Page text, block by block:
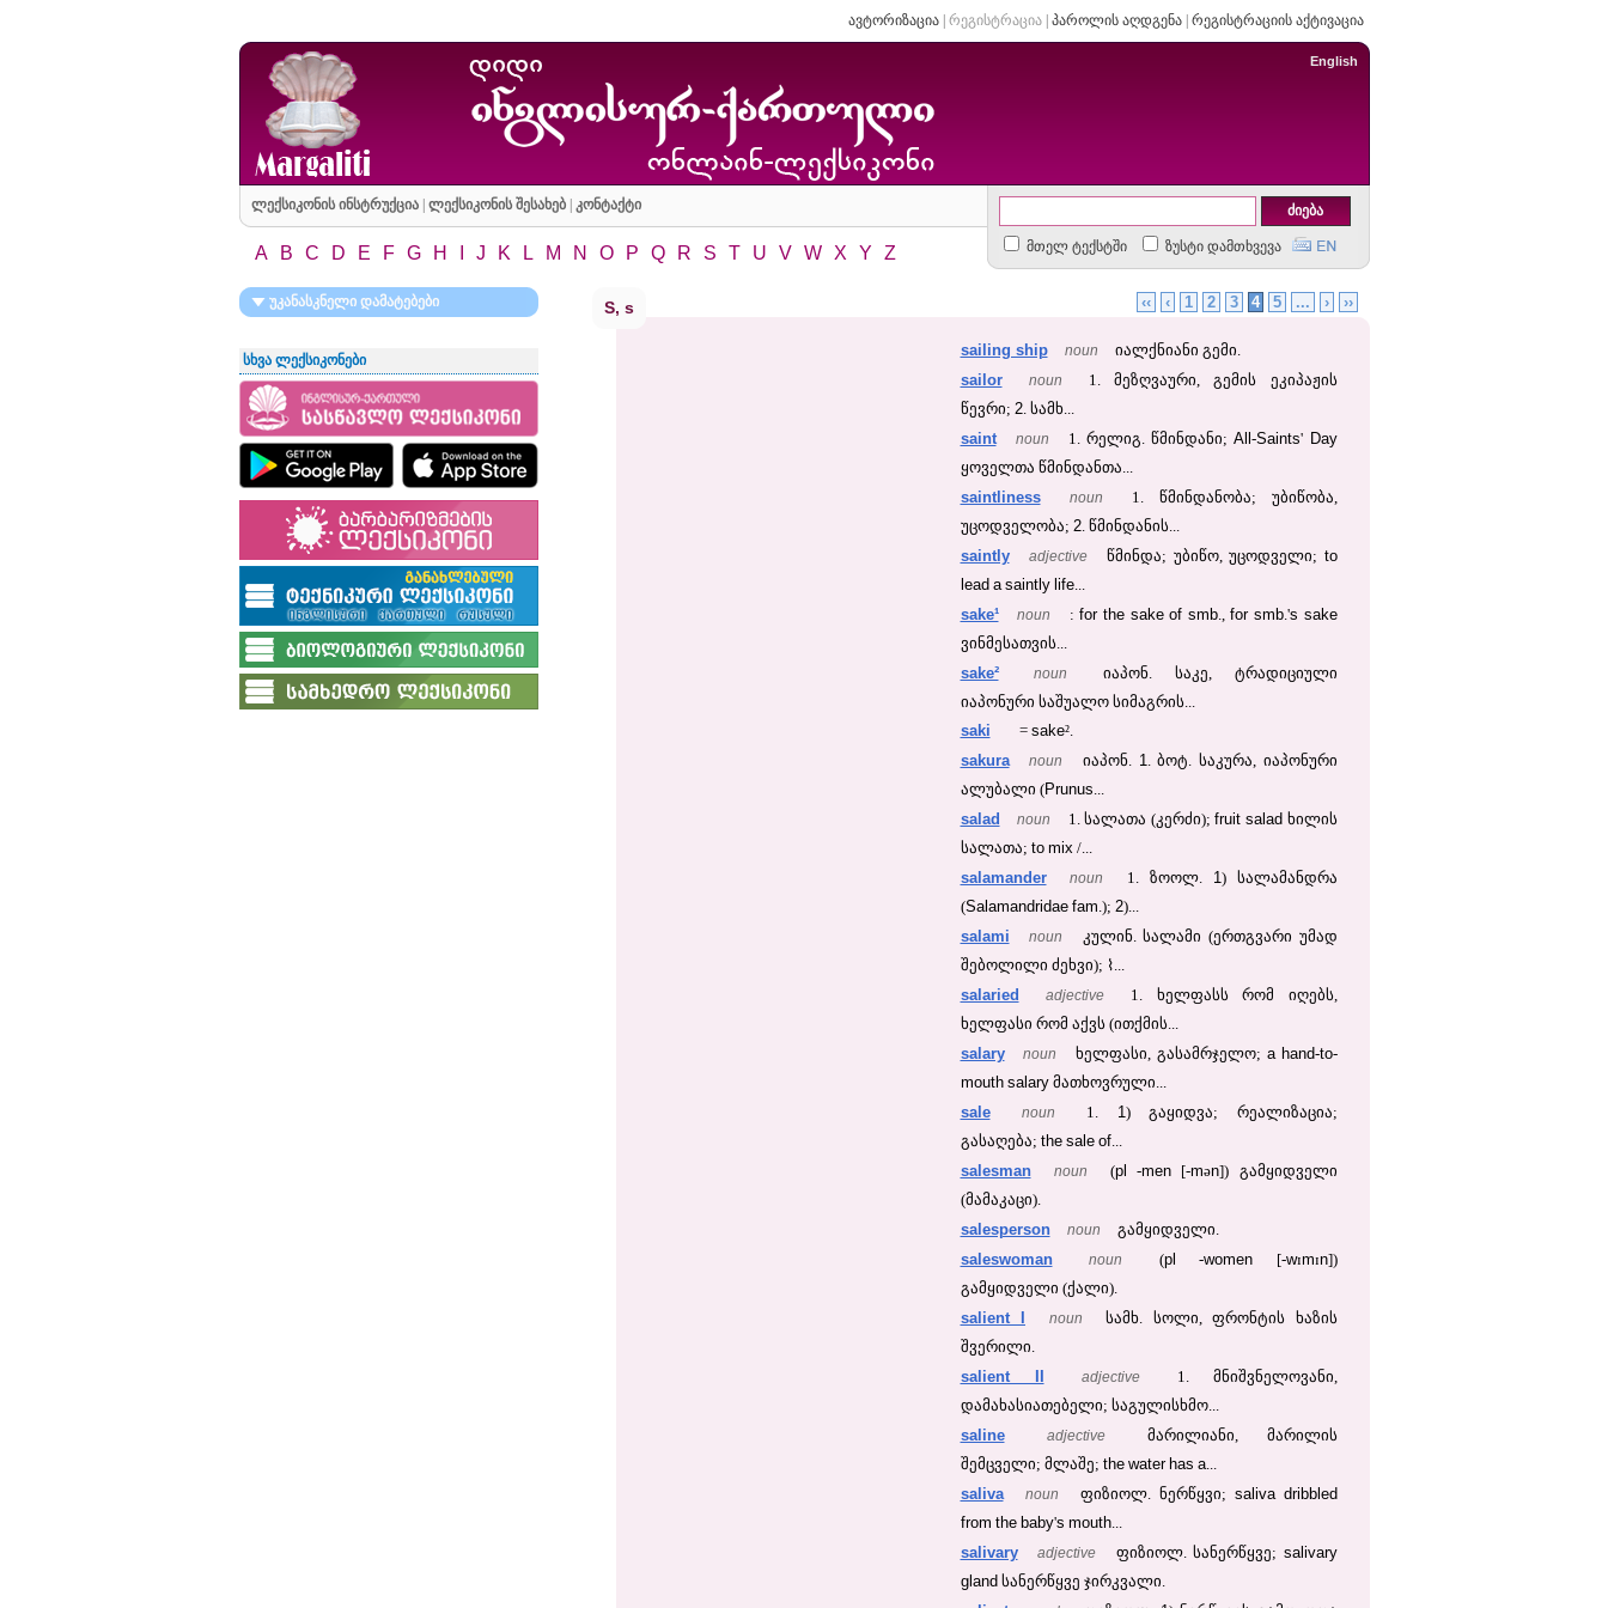
ავტორიზაცია| რეგისტრაცია| პაროლის აღდგენა| რეგისტრაციის აქტივაცია
English
ლექსიკონის ინსტრუქცია| ლექსიკონის შესახებ| კონტაქტი
მთელ ტექსტში ზუსტი დამთხვევა
A B C D E F G H J K L M N O P Q R S T U V W X Y Z
უკანასკნელი დამატებები
სხვა ლექსიკონები
S, s ‹‹ ‹ 1 2 3 4 5 ... › ››
sailing ship noun იალქნიანი გემი.
sailor noun
1. მეზღვაური, გემის ეკიპაჟის
წევრი; 2. სამხ...
saint noun 1. რელიგ. წმინდანი;All-Saints' Day
ყოველთა წმინდანთა...
saintliness noun
1. წმინდანობა; უბიწობა,
უცოდველობა; 2. წმინდანის...
saintly adjective წმინდა; უბიწო, უცოდველი; to
lead a saintly life...
sake¹ noun :for the sake of smb.,for smb.'s sake
ვინმესათვის...
sake² noun
იაპონ. საკე, ტრადიციული
იაპონური საშუალო სიმაგრის...
saki = sake².
sakura noun იაპონ. 1. ბოტ. საკურა, იაპონური
ალუბალი (Prunus...
salad noun 1. სალათა (კერძი);fruit salad ხილის
სალათა; to mix/...
salamander noun 1. ზოოლ. 1) სალამანდრა
(Salamandridae fam.); 2)...
salami noun
კულინ. სალამი (ერთგვარი უმად
შებოლილი ძეხვი); ⌇...
salaried adjective
1. ხელფასს რომ იღებს,
ხელფასი რომ აქვს (ითქმის...
salary noun ხელფასი, გასამრჯელო; a hand-to-
mouth salaryმათხოვრული...
sale noun 1. 1) გაყიდვა; რეალიზაცია;
გასაღება; the sale of...
salesman noun (pl -men [-mən]) გამყიდველი
(მამაკაცი).
salesperson noun გამყიდველი.
saleswoman noun (pl -women [-wɪmɪn])
გამყიდველი (ქალი).
salient I noun
სამხ. სოლი, ფრონტის ხაზის
შვერილი.
salient II adjective
1. მნიშვნელოვანი,
დამახასიათებელი; საგულისხმო...
saline adjective
მარილიანი, მარილის
შემცველი; მლაშე; the water has a...
saliva noun ფიზიოლ. ნერწყვი; saliva dribbled
from the baby's mouth...
salivary adjective ფიზიოლ. სანერწყვე; salivary
gland სანერწყვე ჯირკვალი.